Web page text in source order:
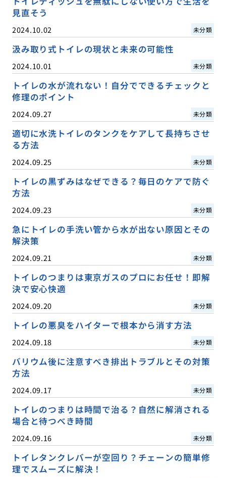
見直そう
2024.10.02 未分類
汲み取り式トイレの現状と未来の可能性
2024.10.01 未分類
トイレの水が流れない！自分でできるチェックと
修理のポイント
2024.09.27 未分類
適切に水洗トイレのタンクをケアして長持ちさせ
る方法
2024.09.25 未分類
トイレの黒ずみはなぜできる？毎日のケアで防ぐ
方法
2024.09.23 未分類
急にトイレの手洗い管から水が出ない原因とその
解決策
2024.09.21 未分類
トイレのつまりは東京ガスのプロにお任せ！即解
決で安心快適
2024.09.20 未分類
トイレの悪臭をハイターで根本から消す方法
2024.09.18 未分類
バリウム後に注意すべき排出トラブルとその対策
方法
2024.09.17 未分類
トイレのつまりは時間で治る？自然に解消される
場合と待つべき時間
2024.09.16 未分類
トイレタンクレバーが空回り？チェーンの簡単修
理でスムーズに解決！